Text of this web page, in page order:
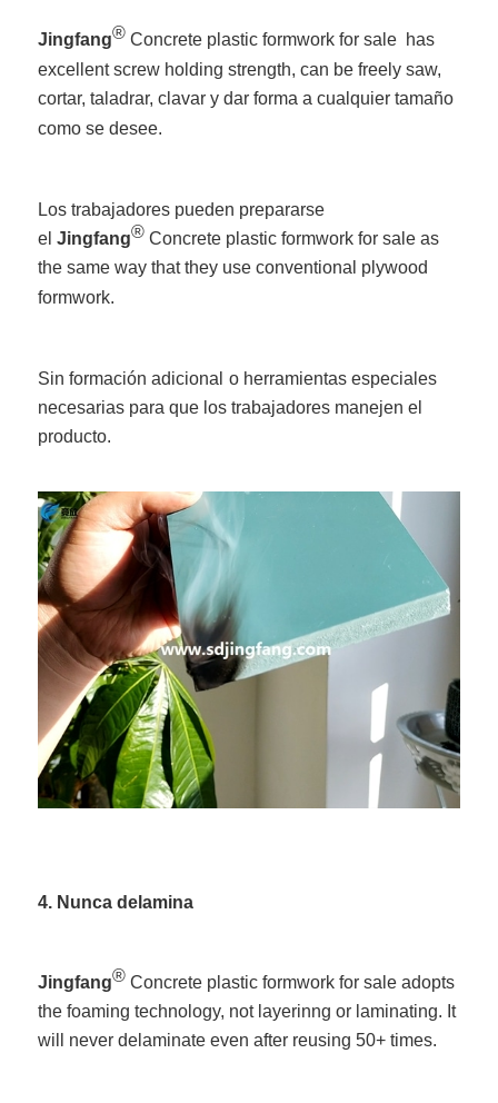
Jingfang® Concrete plastic formwork for sale has
excellent screw holding strength, can be freely saw,
cortar, taladrar, clavar y dar forma a cualquier tamaño
como se desee.
Los trabajadores pueden prepararse
elJingfang® Concrete plastic formwork for sale as
the same way that they use conventional plywood
formwork.
Sin formación adicional o herramientas especiales
necesarias para que los trabajadores manejen el
producto.
4. Nunca delamina
Jingfang® Concrete plastic formwork for sale adopts
the foaming technology, not layerinng or laminating. It
will never delaminate even after reusing 50+ times.